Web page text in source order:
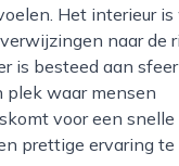
Het interieur is
naar de
is besteed aan
plek waar mensen
voor een snelle
prettige ervaring te